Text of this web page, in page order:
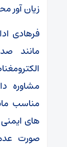
زیان آور
فرهادی
مانند
مشاوره
مناسب
های ایمنی
صورت